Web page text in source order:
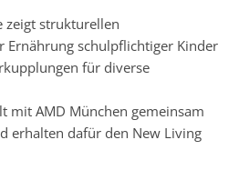
zeigt strukturellen
Ernährung schulpflichtiger Kinder
für diverse
mit AMD München gemeinsam
erhalten dafür den New Living